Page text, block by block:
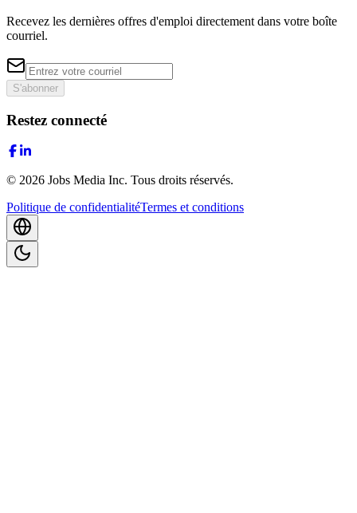
Recevez les dernières offres d'emploi directement dans votre boîte
courriel.
S'abonner
Restez connecté
© 2026 Jobs Media Inc. Tous droits réservés.
Politique de confidentialitéTermes et conditions